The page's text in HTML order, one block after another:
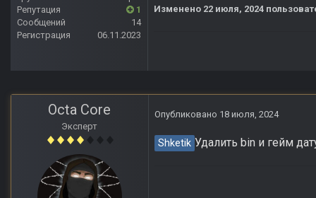
Репутация
1
Сообщений
14
Регистрация
06.11.2023
Изменено 22 июля, 2024
Octa Core
Эксперт
Опубликовано 18 июля, 2024
Shketik Удалить bin и гейм